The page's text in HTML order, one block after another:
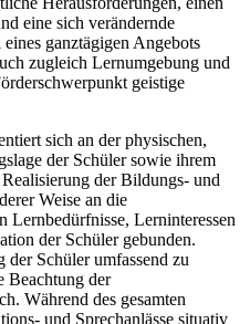
eine sich verändernde
ganztägigen Angebots
zugleich Lernumgebung und
geistige
sich an der physischen,
der Schüler sowie ihrem
der Bildungs- und
Weise an die
Lerninteressen
der Schüler gebunden.
Schüler umfassend zu
Beachtung der
Während des gesamten
und Sprechanlässe situativ